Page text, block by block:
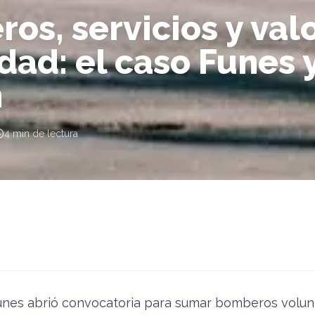
servicios y
el caso Funes
4min de lectura
abrió convocatoria para sumar bomberos